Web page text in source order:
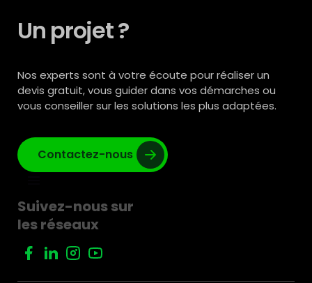
Un projet ?
Nos experts sont à votre écoute pour réaliser un
devis gratuit, vous guider dans vos démarches ou
vous conseiller sur les solutions les plus adaptées.
Contactez-nous
Suivez-nous sur
les réseaux